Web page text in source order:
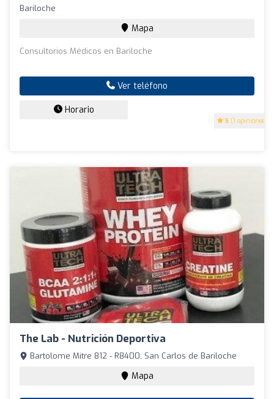
5 (1 opiniones)
Bariloche
Mapa
Consultorios Médicos en Bariloche
Ver teléfono
Horario
The Lab - Nutrición Deportiva
Bartolome Mitre 812 - R8400, San Carlos de Bariloche
Mapa